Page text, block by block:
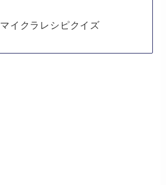
マイクラレシピクイズ